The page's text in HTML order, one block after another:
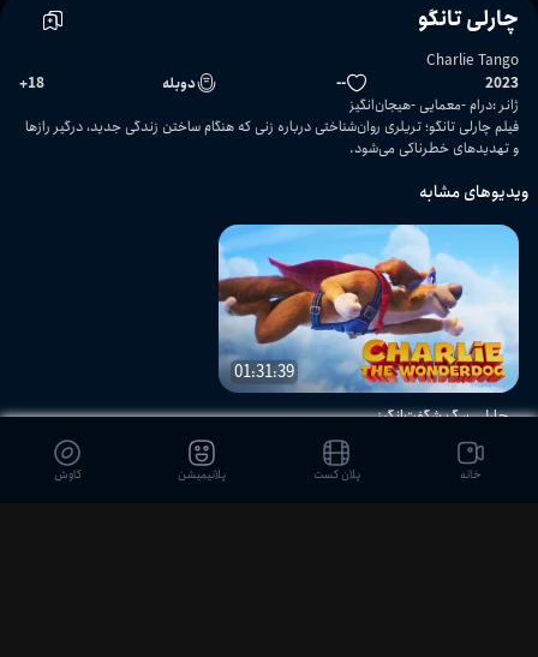
چارلی تانگو
Charlie Tango
2023
-- دوبله 18
+
ژانر :درام معمایی هیجان‌انگیز
فیلم چارلی تانگو؛ تریلری روان‌شناختی درباره زنی که هنگام ساختن زندگی جدید، درگیر رازها
و تهدیدهای خطرناکی می‌شود.
ویدیوهای مشابه
01:31:39
چارلی سگ شگفت‌انگیز
خانه پلان کست پلانیمیشن کاوش